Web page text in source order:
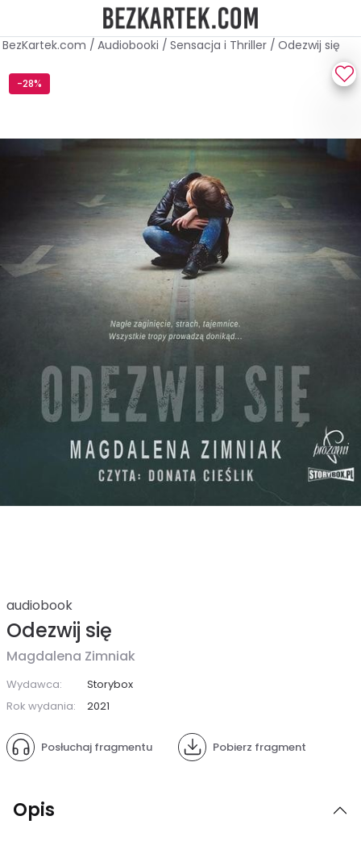
BezKartek.com / Audiobooki / Sensacja i Thriller / Odezwij się
-28%
audiobook
Odezwij się
Magdalena Zimniak
Wydawca:
Storybox
Rok wydania:
2021
Posłuchaj fragmentu Pobierz fragment
Opis